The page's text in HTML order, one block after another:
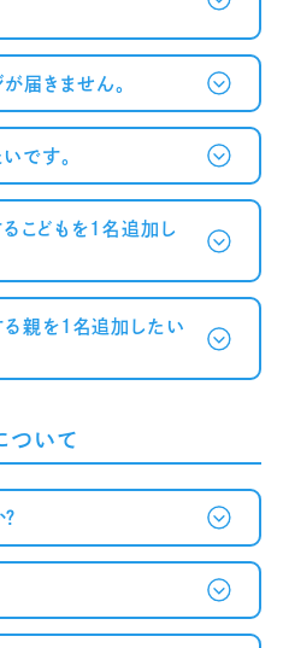
届きません。
です。
こどもを1名追加し
親を1名追加したい
ついて